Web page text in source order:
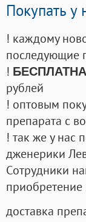
Покупать у
! каждому
последующие
!
рублей
! оптовым
препарата с
! так же у нас
дженерики
Cотрудники
доставка